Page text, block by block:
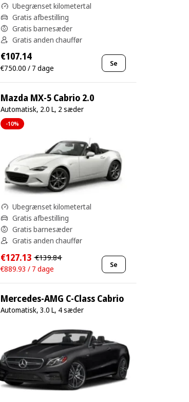
Ubegrænset kilometertal
Gratis afbestilling
Gratis barnesæder
Gratis anden chauffør
€107.14
€750.00 / 7 dage Se
Mazda MX-5 Cabrio 2.0
Automatisk, 2.0 L, 2 sæder
-10%
Ubegrænset kilometertal
Gratis afbestilling
Gratis barnesæder
Gratis anden chauffør
€127.13 €139.84
€889.93 / 7 dage
Se
Mercedes-AMG C-Class Cabrio
Automatisk, 3.0 L, 4 sæder